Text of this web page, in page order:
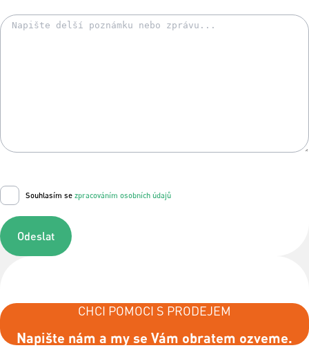
Souhlasím se zpracováním osobních údajů
Odeslat
CHCI POMOCI S PRODEJEM
Napište nám a my se Vám obratem ozveme.